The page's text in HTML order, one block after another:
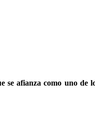
afianza como uno de